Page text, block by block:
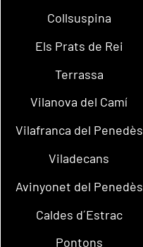
Collsuspina
Els Prats de Rei
Terrassa
Vilanova del Camí
Vilafranca del Penedès
Viladecans
Avinyonet del Penedès
Caldes d´Estrac
Pontons